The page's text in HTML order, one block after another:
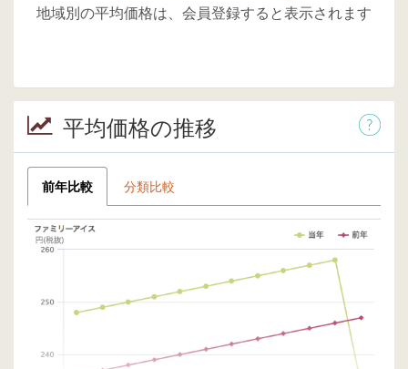
地域別の平均価格は、会員登録すると表示されます
平均価格の推移
前年比較 分類比較